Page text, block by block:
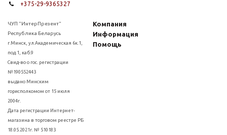
+375-29-9365327
ЧУП "ИнтерПрезент"
Республика Беларусь
г.Минск, ул.Академическая 6к.1,
под.1, каб.9
Свид-во о гос. регистрации
№190552443
выдано Минским
горисполкомом от 15 июля
2004г.
Дата регистрации Интернет-
магазина в торговом реестре РБ
18.05.2021г. № 510183
Компания
Информация
Помощь